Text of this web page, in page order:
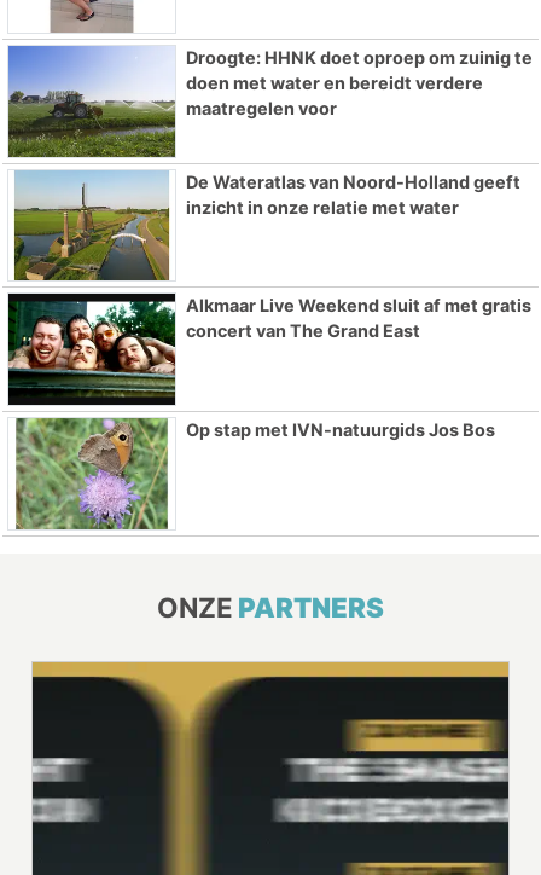
Droogte: HHNK doet oproep om zuinig te
doen met water en bereidt verdere
maatregelen voor
De Wateratlas van Noord-Holland geeft
inzicht in onze relatie met water
Alkmaar Live Weekend sluit af met gratis
concert van The Grand East
Op stap met IVN-natuurgids Jos Bos
ONZE PARTNERS